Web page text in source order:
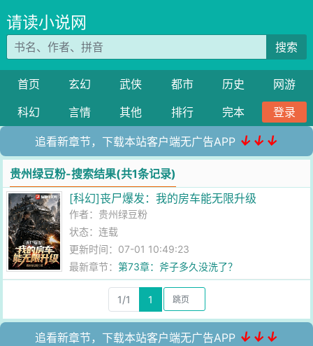
请读小说网
搜索
首页 玄幻 武侠 都市 历史
网游
科幻
言情 其他 排行 完本 登录
追看新章节，下载本站客户端无广告APP ↓↓↓
贵州绿豆粉-搜索结果(共1条记录)
[科幻]丧尸爆发：我的房车能无限升级
作者： 贵州绿豆粉
状态：连载
更新时间：07-01 10:49:23
最新章节：第73章：斧子多久没洗了？
1/1 1
追看新章节，下载本站客户端无广告APP ↓↓↓